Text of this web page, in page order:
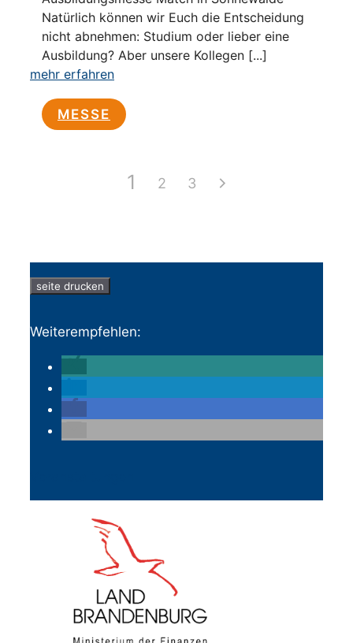
Natürlich können wir Euch die Entscheidung
nicht abnehmen: Studium oder lieber eine
Ausbildung? Aber unsere Kollegen [...]
mehr erfahren
MESSE
1 2 3
seite drucken
Weiterempfehlen: